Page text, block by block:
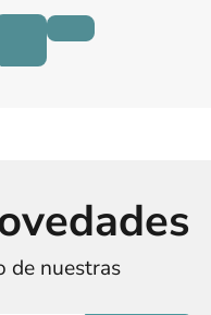
de nuestras